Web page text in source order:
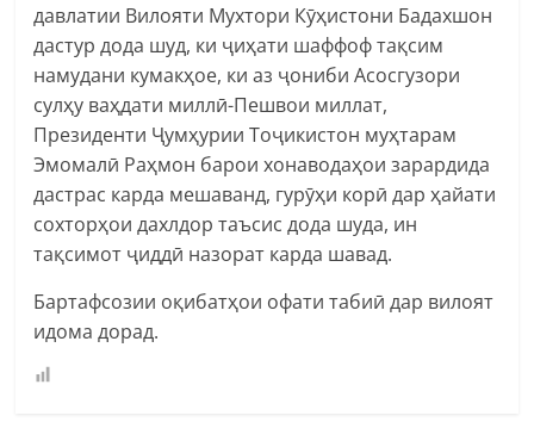
давлатии Вилояти Мухтори Кӯҳистони Бадахшон
дастур дода шуд, ки ҷиҳати шаффоф тақсим
намудани кумакҳое, ки аз ҷониби Асосгузори
сулҳу ваҳдати миллӣ-Пешвои миллат,
Президенти Ҷумҳурии Тоҷикистон муҳтарам
Эмомалӣ Раҳмон барои хонаводаҳои зарардида
дастрас карда мешаванд, гурӯҳи корӣ дар ҳайати
сохторҳои дахлдор таъсис дода шуда, ин
тақсимот ҷиддӣ назорат карда шавад.
Бартафсозии оқибатҳои офати табиӣ дар вилоят
идома дорад.